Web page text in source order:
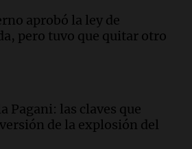
de La Rioja lanzará
para empleados
del 17 de octubre
Herrera
aprobó la ley de
pero tuvo que quitar otro
Pagani: las claves que
de la explosión del